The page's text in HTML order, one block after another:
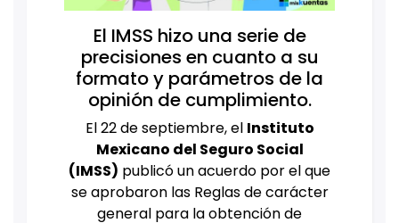
El IMSS hizo una serie de
precisiones en cuanto a su
formato y parámetros de la
opinión de cumplimiento.
El 22 de septiembre, el Instituto
Mexicano del Seguro Social
(IMSS) publicó un acuerdo por el que
se aprobaron las Reglas de carácter
general para la obtención de